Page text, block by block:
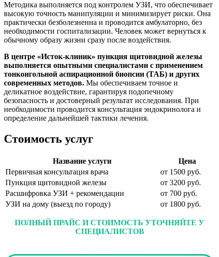
Методика выполняется под контролем УЗИ, что обеспечивает
высокую точность манипуляции и минимизирует риски. Она
практически безболезненна и проводится амбулаторно, без
необходимости госпитализации. Человек может вернуться к
обычному образу жизни сразу после воздействия.
В центре «Исток-клиник» пункция щитовидной железы
выполняется опытными специалистами с применением
тонкоигольной аспирационной биопсии (ТАБ) и других
современных методов. Мы обеспечиваем точное и
деликатное воздействие, гарантируя подопечному
безопасность и достоверный результат исследования. При
необходимости проводится консультация эндокринолога и
определение дальнейшей тактики лечения.
Стоимость услуг
Название услуги
Цена
Первичная консультация врача
от 1500 руб.
Пункция щитовидной железы
от 3200 руб.
Расшифровка УЗИ + рекомендации
от 700 руб.
УЗИ на дому (выезд по городу)
от 1800 руб.
ПОЛНЫЙ ПРАЙС И СТОИМОСТЬ УТОЧНЯЙТЕ У
СПЕЦИАЛИСТОВ